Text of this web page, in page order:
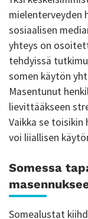
mielenterveyden
sosiaalisen
yhteys on
tehdyissä
somen käytön
Masentunut
lievittääkseen
Vaikka se
voi liiallisen
Somessa
Somealustat